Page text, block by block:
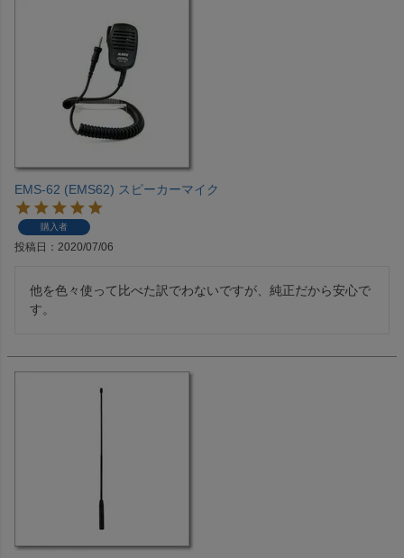
EMS-62 (EMS62) スピーカーマイク
購入者
投稿日 2020/07/06
他を色々使って比べた訳でわないですが、純正だから安心で
す。